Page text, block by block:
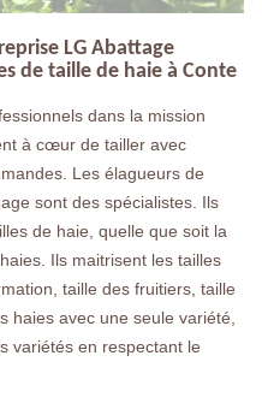
LG Abattage
de taille de haie à Conte
dans la mission
à cœur de tailler avec
Les élagueurs de
sont des spécialistes. Ils
de haie, quelle que soit la
Ils maitrisent les tailles
taille des fruitiers, taille
avec une seule variété,
variétés en respectant le